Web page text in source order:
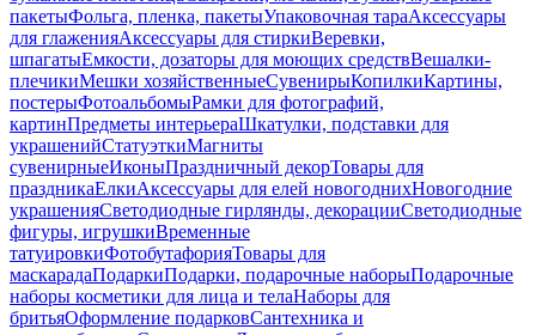
пакетыФольга, пленка, пакетыУпаковочная тараАксессуары
для глаженияАксессуары для стиркиВеревки,
шпагатыЕмкости, дозаторы для моющих средствВешалки-
плечикиМешки хозяйственныеСувенирыКопилкиКартины,
постерыФотоальбомыРамки для фотографий,
картинПредметы интерьераШкатулки, подставки для
украшенийСтатуэткиМагниты
сувенирныеИконыПраздничный декорТовары для
праздникаЕлкиАксессуары для елей новогоднихНовогодние
украшенияСветодиодные гирлянды, декорацииСветодиодные
фигуры, игрушкиВременные
татуировкиФотобутафорияТовары для
маскарадаПодаркиПодарки, подарочные наборыПодарочные
наборы косметики для лица и телаНаборы для
бритьяОформление подарковСантехника и